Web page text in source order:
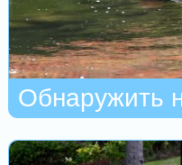
Обнаружить